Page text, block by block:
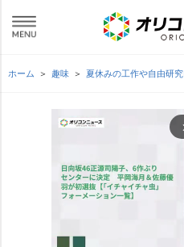
ホーム 趣味 夏休みの工作や自由研